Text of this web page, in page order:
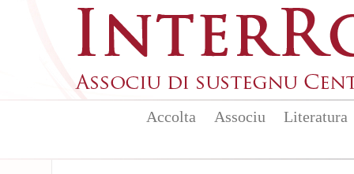
Accolta Associu Literatura